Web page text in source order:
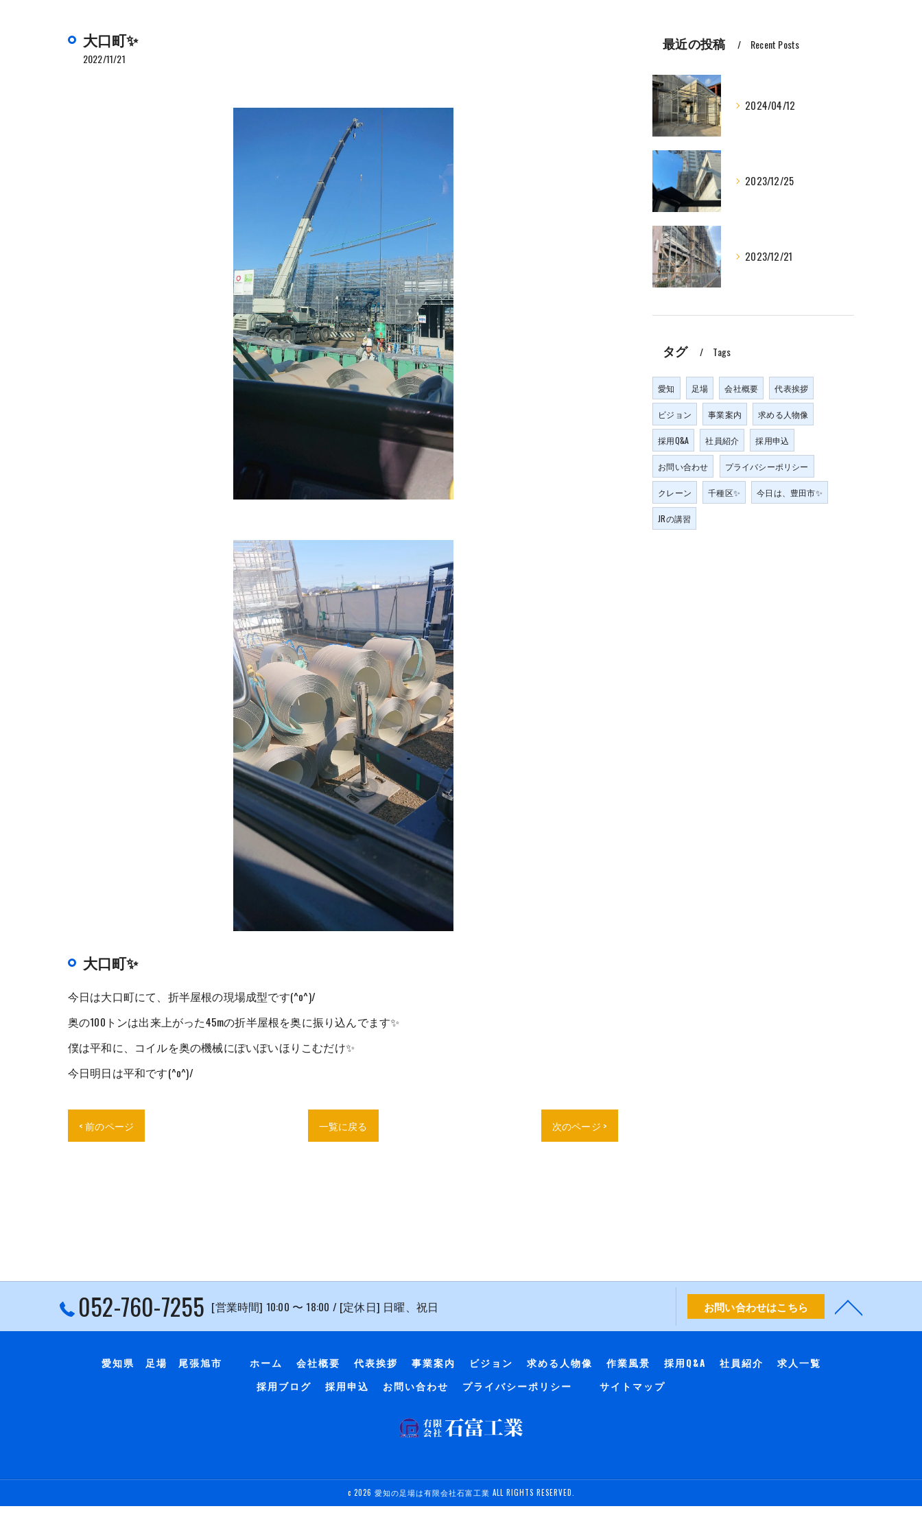
大口町✨
2022/11/21
大口町✨
今日は大口町にて、折半屋根の現場成型です(^o^)/
奥の100トンは出来上がった45mの折半屋根を奥に振り込んでます✨
僕は平和に、コイルを奥の機械にぽいぽいほりこむだけ✨
今日明日は平和です(^o^)/
< 前のページ 一覧に戻る 次のページ >
最近の投稿 Recent Posts
2024/04/12
2023/12/25
2023/12/21
タグ Tags
愛知 足場 会社概要 代表挨拶
ビジョン 事業案内 求める人物像
採用Q&A 社員紹介 採用申込
お問い合わせ プライバシーポリシー
クレーン 千種区✨ 今日は、豊田市✨
JRの講習
052-760-7255 [営業時間] 10:00 〜 18:00 / [定休日] 日曜、祝日 お問い合わせはこちら
愛知県 足場 尾張旭市 ホーム 会社概要 代表挨拶 事業案内 ビジョン 求める人物像 作業風景 採用Q&A 社員紹介
求人一覧
採用ブログ
採用申込 お問い合わせ プライバシーポリシー サイトマップ
c 2026 愛知の足場は有限会社石富工業 ALL RIGHTS RESERVED.